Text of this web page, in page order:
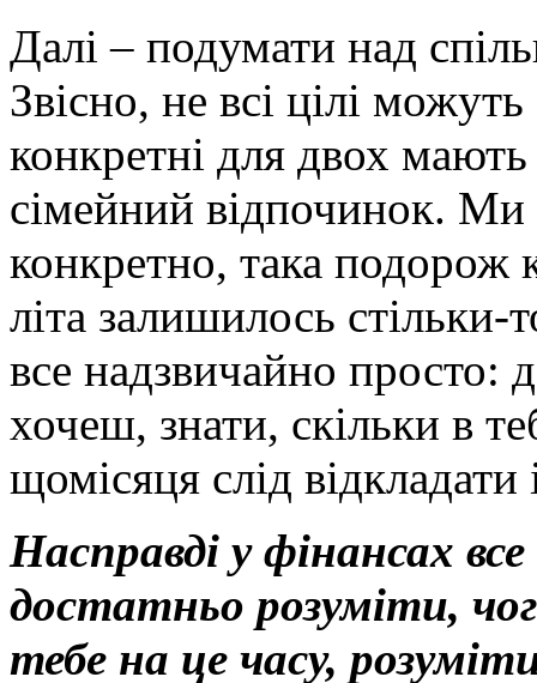
Далі – подумати над
Звісно, не всі цілі
конкретні для двох
сімейний відпочинок. Ми
конкретно, така
літа залишилось
все надзвичайно просто:
хочеш, знати, скільки в
щомісяця слід відкладати
Насправді у фінансах
достатньо розуміти,
тебе на це часу,